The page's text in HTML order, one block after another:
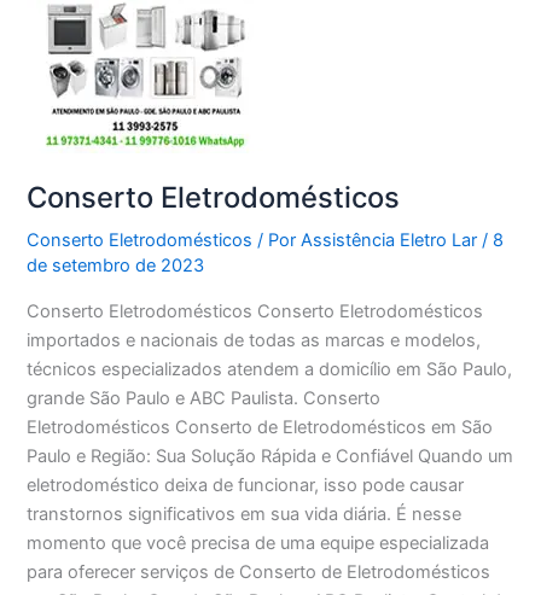
Conserto Eletrodomésticos
Conserto Eletrodomésticos / PorAssistência Eletro Lar/ 8
de setembro de 2023
Conserto Eletrodomésticos Conserto Eletrodomésticos
importados e nacionais de todas as marcas e modelos,
técnicos especializados atendem a domicílio em São Paulo,
grande São Paulo e ABC Paulista. Conserto
Eletrodomésticos Conserto de Eletrodomésticos em São
Paulo e Região: Sua Solução Rápida e Confiável Quando um
eletrodoméstico deixa de funcionar, isso pode causar
transtornos significativos em sua vida diária. É nesse
momento que você precisa de uma equipe especializada
para oferecer serviços de Conserto de Eletrodomésticos